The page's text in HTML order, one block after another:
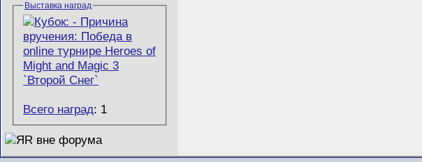
Выставка наград
Всего наград: 1